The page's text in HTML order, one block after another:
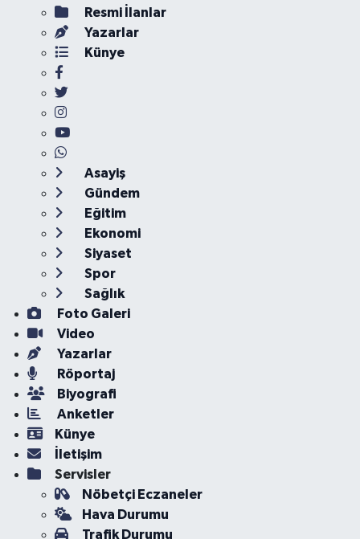
Resmi İlanlar
Yazarlar
Künye
Asayiş
Gündem
Eğitim
Ekonomi
Siyaset
Spor
Sağlık
Foto Galeri
Video
Yazarlar
Röportaj
Biyografi
Anketler
Künye
İletişim
Servisler
Nöbetçi Eczaneler
Hava Durumu
Trafik Durumu